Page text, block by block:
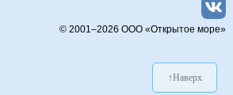
© 2001–2026 ООО «Открытое море»
↑Наверх